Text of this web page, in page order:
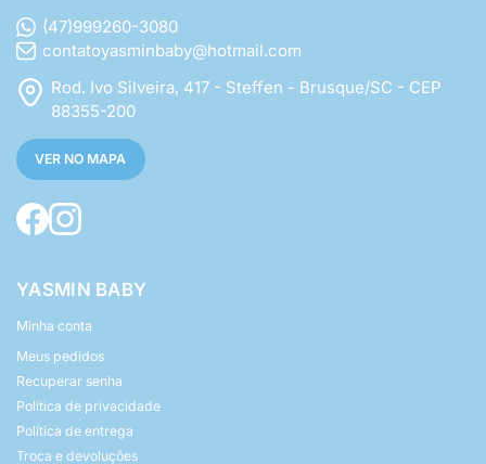
(47)999260-3080
contatoyasminbaby@hotmail.com
Rod. Ivo Silveira, 417 - Steffen - Brusque/SC - CEP
88355-200
VER NO MAPA
YASMIN BABY
Minha conta
Meus pedidos
Recuperar senha
Política de privacidade
Política de entrega
Troca e devoluções